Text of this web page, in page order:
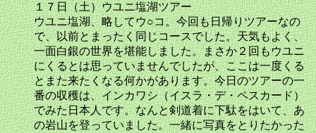
１７日（土）ウユニ塩湖ツアー
ウユニ塩湖、略してウ○コ。今回も日帰りツアーなの
で、以前とまったく同じコースでした。天気もよく、
一面白銀の世界を堪能しました。まさか２回もウユニ
にくるとは思っていませんでしたが、ここは一度くる
とまた来たくなる何かがあります。今日のツアーの一
番の収穫は、インカワシ（イスラ・デ・ペスカード）
でみた日本人です。なんと剣道着に下駄をはいて、あ
の岩山を登っていました。一緒に写真をとりたかった